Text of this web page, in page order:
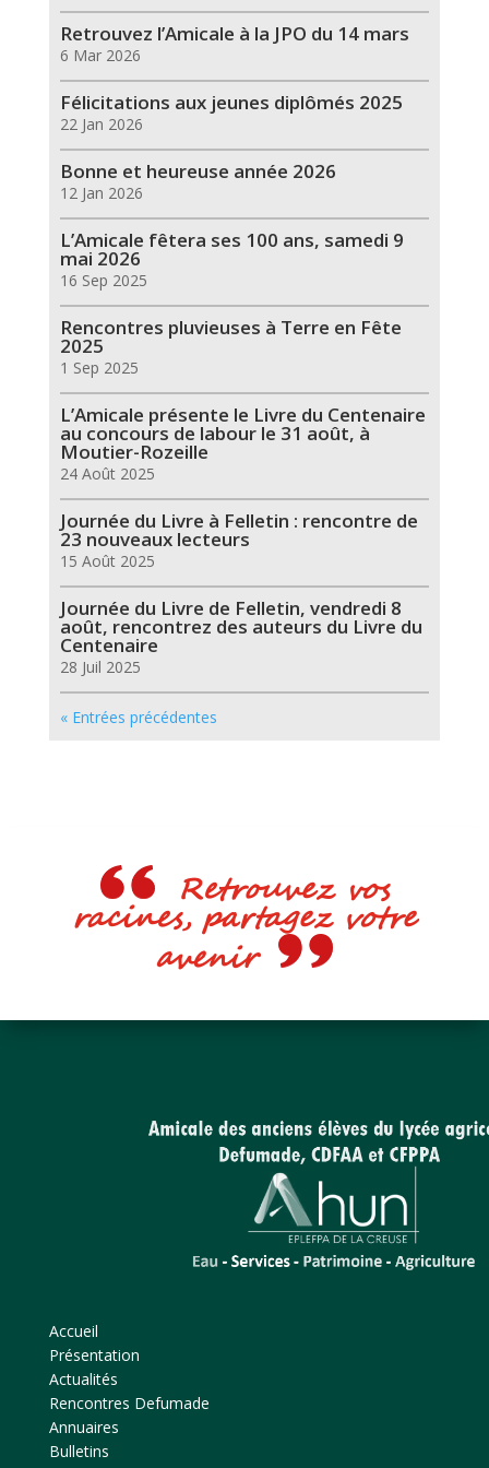
Retrouvez l’Amicale à la JPO du 14 mars
6 Mar 2026
Félicitations aux jeunes diplômés 2025
22 Jan 2026
Bonne et heureuse année 2026
12 Jan 2026
L’Amicale fêtera ses 100 ans, samedi 9
mai 2026
16 Sep 2025
Rencontres pluvieuses à Terre en Fête
2025
1 Sep 2025
L’Amicale présente le Livre du Centenaire
au concours de labour le 31 août, à
Moutier-Rozeille
24 Août 2025
Journée du Livre à Felletin : rencontre de
23 nouveaux lecteurs
15 Août 2025
Journée du Livre de Felletin, vendredi 8
août, rencontrez des auteurs du Livre du
Centenaire
28 Juil 2025
« Entrées précédentes
Retrouvez vos
racines, partagez votre
avenir
Accueil
Présentation
Actualités
Rencontres Defumade
Annuaires
Bulletins